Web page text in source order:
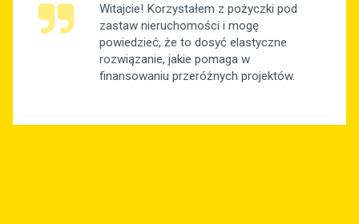
Witajcie! Korzystałem z pożyczki pod
zastaw nieruchomości i mogę
powiedzieć, że to dosyć elastyczne
rozwiązanie, jakie pomaga w
finansowaniu przeróżnych projektów.